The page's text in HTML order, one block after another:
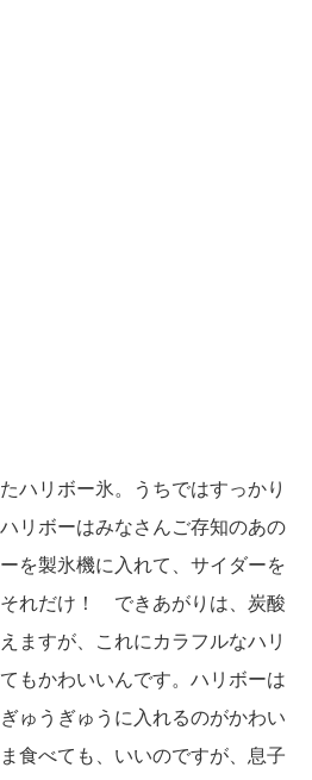
ハリボー氷。うちではすっかり
リボーはみなさんご存知のあの
を製氷機に入れて、サイダーを
れだけ！ できあがりは、炭酸
ますが、これにカラフルなハリ
もかわいいんです。ハリボーは
ゅうぎゅうに入れるのがかわい
食べても、いいのですが、息子